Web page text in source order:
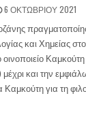
6 ΟΚΤΩΒΡΊΟΥ 2021
και Χημείας
και την
Καμκούτη για τη